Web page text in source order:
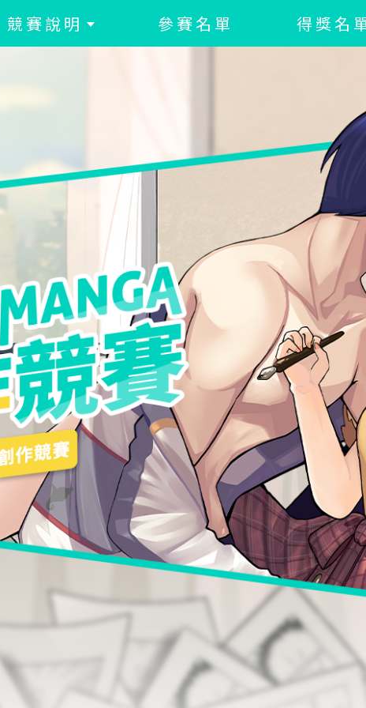
競賽說明 參賽名單 得獎名